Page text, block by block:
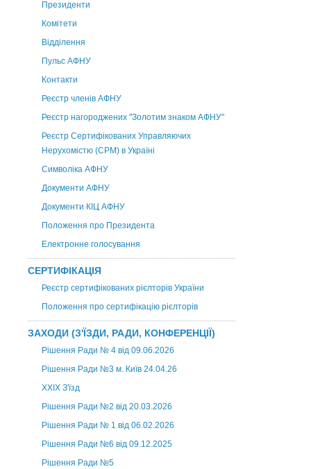
Президенти
Комітети
Відділення
Пульс АФНУ
Контакти
Реєстр членів АФНУ
Реєстр нагороджених "Золотим знаком АФНУ"
Реєстр Сертифікованих Управляючих
Нерухомістю (CPM) в Україні
Символіка АФНУ
Документи АФНУ
Документи КІЦ АФНУ
Положення про Президента
Електронне голосування
СЕРТИФІКАЦІЯ
Реєстр сертифікованих рієлторів України
Положення про сертифікацію рієлторів
ЗАХОДИ (З'ЇЗДИ, РАДИ, КОНФЕРЕНЦІЇ)
Рішення Ради № 4 від 09.06.2026
Рішення Ради №3 м. Київ 24.04.26
XXІХ З'їзд
Рішення Ради №2 від 20.03.2026
Рішення Ради № 1 від 06.02.2026
Рішення Ради №6 від 09.12.2025
Рішення Ради №5